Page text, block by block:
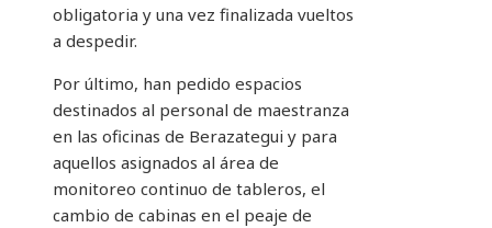
obligatoria y una vez finalizada vueltos
a despedir.
Por último, han pedido espacios
destinados al personal de maestranza
en las oficinas de Berazategui y para
aquellos asignados al área de
monitoreo continuo de tableros, el
cambio de cabinas en el peaje de